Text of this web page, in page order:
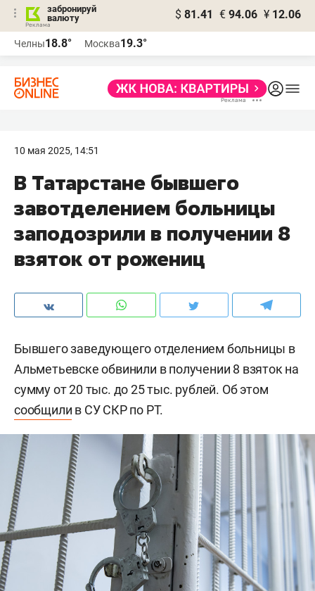
забронируй
валюту
$ 81.41 € 94.06 ¥ 12.06
Челны18.8° Москва19.3°
10 мая 2025, 14:51
В Татарстане бывшего
завотделением больницы
заподозрили в получении 8
взяток от рожениц
Бывшего заведующего отделением больницы в
Альметьевске обвинили в получении 8 взяток на
сумму от 20 тыс. до 25 тыс. рублей. Об этом
сообщили в СУ СКР по РТ.